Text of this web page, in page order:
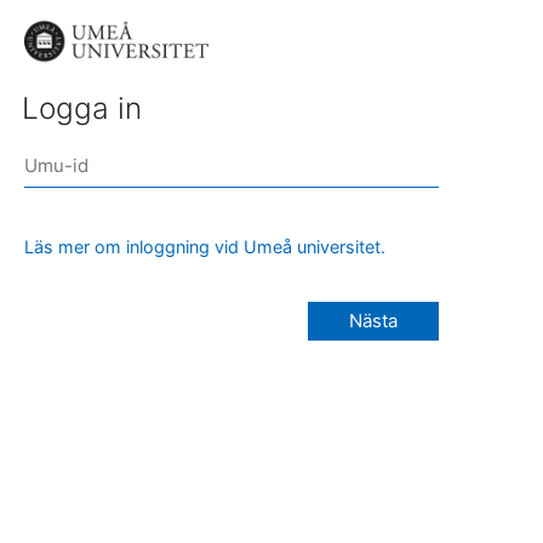
Logga in
Läs mer om inloggning vid Umeå universitet.
Nästa